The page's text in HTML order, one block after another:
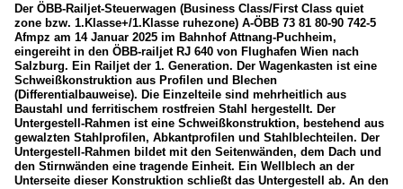
Der ÖBB-Railjet-Steuerwagen (Business Class/First Class quiet
zone bzw. 1.Klasse+/1.Klasse ruhezone) A-ÖBB 73 81 80-90 742-5
Afmpz am 14 Januar 2025 im Bahnhof Attnang-Puchheim,
eingereiht in den ÖBB-railjet RJ 640 von Flughafen Wien nach
Salzburg. Ein Railjet der 1. Generation. Der Wagenkasten ist eine
Schweißkonstruktion aus Profilen und Blechen
(Differentialbauweise). Die Einzelteile sind mehrheitlich aus
Baustahl und ferritischem rostfreien Stahl hergestellt. Der
Untergestell-Rahmen ist eine Schweißkonstruktion, bestehend aus
gewalzten Stahlprofilen, Abkantprofilen und Stahlblechteilen. Der
Untergestell-Rahmen bildet mit den Seitenwänden, dem Dach und
den Stirnwänden eine tragende Einheit. Ein Wellblech an der
Unterseite dieser Konstruktion schließt das Untergestell ab. An den